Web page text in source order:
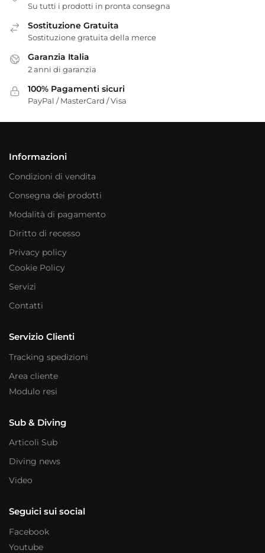
Su tutti i prodotti in pronta consegna
Sostituzione Gratuita
Sostituzione gratuita della merce
Garanzia Italia
2 anni di garanzia
100% Pagamenti sicuri
PayPal / MasterCard / Visa
Informazioni
Condizioni di vendita
Consegna dei prodotti
Modalità di pagamento
Diritto di recesso
Privacy policy
Cookie Policy
Servizi
Contatti
Servizio Clienti
Tracking spedizioni
Area cliente
Modulo resi
Sub & Diving
Articoli Sub
Diving news
Video
Seguici sui social
Facebook
Youtube